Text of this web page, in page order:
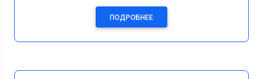
ПОДРОБНЕЕ